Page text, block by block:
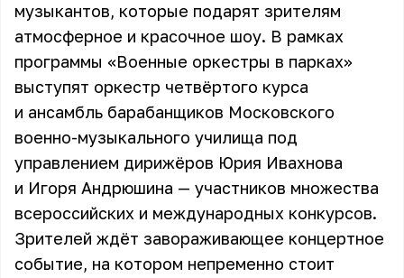
музыкантов, которые подарят зрителям
атмосферное и красочное шоу. В рамках
программы «Военные оркестры в парках»
выступят оркестр четвёртого курса
и ансамбль барабанщиков Московского
военно-музыкального училища под
управлением дирижёров Юрия Ивахнова
и Игоря Андрюшина — участников множества
всероссийских и международных конкурсов.
Зрителей ждёт завораживающее концертное
событие, на котором непременно стоит